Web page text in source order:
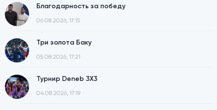
Благодарность за победу
06.08.2026, 17:15
Три золота Баку
05.08.2026, 17:21
Турнир Deneb 3X3
04.08.2026, 17:19